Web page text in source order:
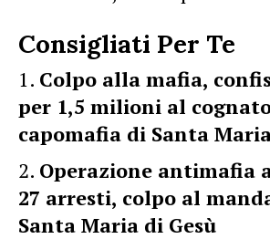
Consigliati Per Te
Colpo alla mafia,
per 1,5 milioni al
capomafia di Santa
Operazione antimafia
27 arresti, colpo al
Santa Maria di Gesù